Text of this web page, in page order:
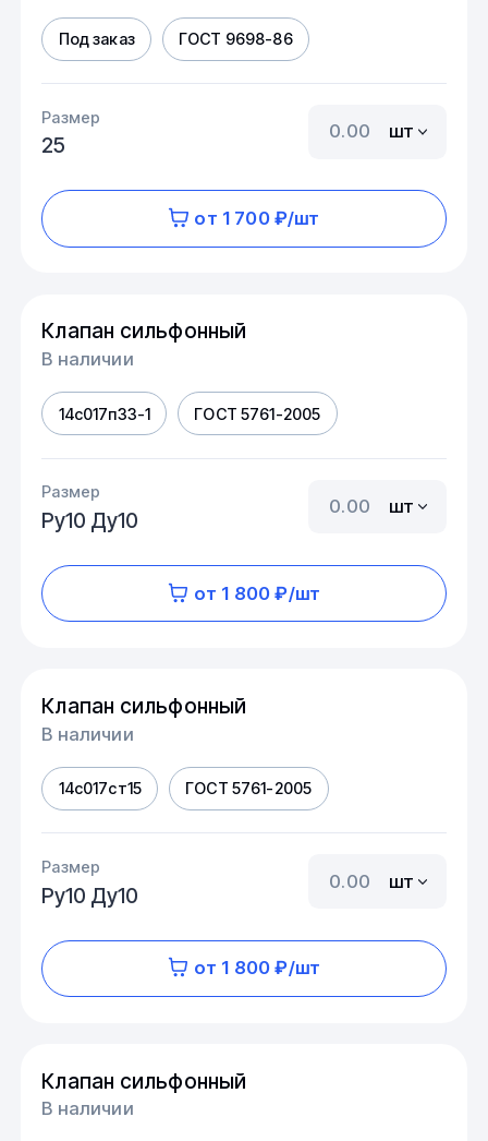
Под заказ ГОСТ 9698-86
Размер
25
шт
от 1 700 ₽/шт
Клапан сильфонный
В наличии
14с017п33-1 ГОСТ 5761-2005
Размер
Ру10 Ду10
шт
от 1 800 ₽/шт
Клапан сильфонный
В наличии
14с017ст15 ГОСТ 5761-2005
Размер
Ру10 Ду10
шт
от 1 800 ₽/шт
Клапан сильфонный
В наличии